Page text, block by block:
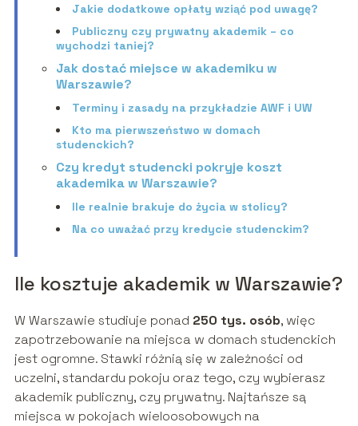
Jakie dodatkowe opłaty wziąć pod uwagę?
Publiczny czy prywatny akademik – co
wychodzi taniej?
Jak dostać miejsce w akademiku w
Warszawie?
Terminy i zasady na przykładzie AWF i UW
Kto ma pierwszeństwo w domach
studenckich?
Czy kredyt studencki pokryje koszt
akademika w Warszawie?
Ile realnie brakuje do życia w stolicy?
Na co uważać przy kredycie studenckim?
Ile kosztuje akademik w Warszawie?
W Warszawie studiuje ponad 250 tys. osób, więc
zapotrzebowanie na miejsca w domach studenckich
jest ogromne. Stawki różnią się w zależności od
uczelni, standardu pokoju oraz tego, czy wybierasz
akademik publiczny, czy prywatny. Najtańsze są
miejsca w pokojach wieloosobowych na